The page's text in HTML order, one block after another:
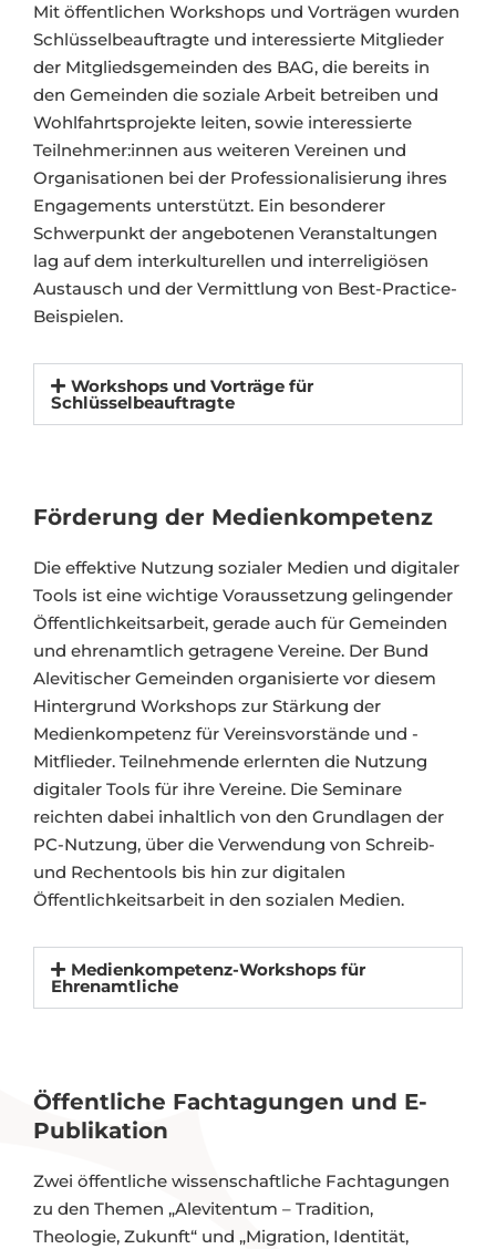
Mit öffentlichen Workshops und Vorträgen wurden
Schlüsselbeauftragte und interessierte Mitglieder
der Mitgliedsgemeinden des BAG, die bereits in
den Gemeinden die soziale Arbeit betreiben und
Wohlfahrtsprojekte leiten, sowie interessierte
Teilnehmer:innen aus weiteren Vereinen und
Organisationen bei der Professionalisierung ihres
Engagements unterstützt. Ein besonderer
Schwerpunkt der angebotenen Veranstaltungen
lag auf dem interkulturellen und interreligiösen
Austausch und der Vermittlung von Best-Practice-
Beispielen.
Workshops und Vorträge für
Schlüsselbeauftragte
Förderung der Medienkompetenz
Die effektive Nutzung sozialer Medien und digitaler
Tools ist eine wichtige Voraussetzung gelingender
Öffentlichkeitsarbeit, gerade auch für Gemeinden
und ehrenamtlich getragene Vereine. Der Bund
Alevitischer Gemeinden organisierte vor diesem
Hintergrund Workshops zur Stärkung der
Medienkompetenz für Vereinsvorstände und -
Mitflieder. Teilnehmende erlernten die Nutzung
digitaler Tools für ihre Vereine. Die Seminare
reichten dabei inhaltlich von den Grundlagen der
PC-Nutzung, über die Verwendung von Schreib-
und Rechentools bis hin zur digitalen
Öffentlichkeitsarbeit in den sozialen Medien.
Medienkompetenz-Workshops für
Ehrenamtliche
Öffentliche Fachtagungen und E-
Publikation
Zwei öffentliche wissenschaftliche Fachtagungen
zu den Themen „Alevitentum – Tradition,
Theologie, Zukunft“ und „Migration, Identität,